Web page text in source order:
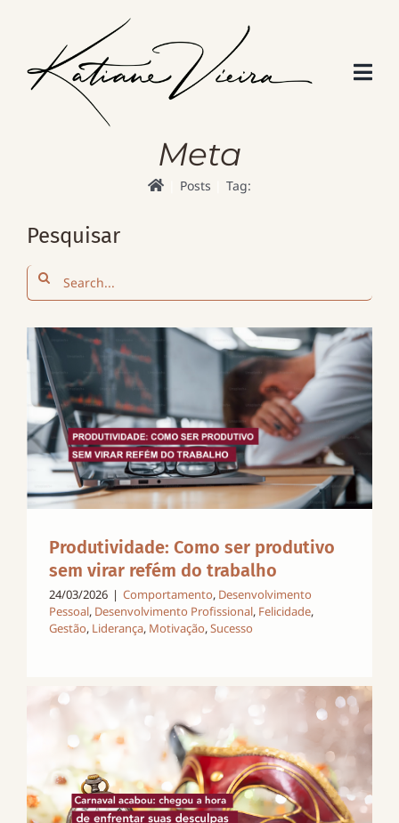
Meta
Posts Tag:
Pesquisar
Search
for:
Produtividade: Como ser produtivo
sem virar refém do trabalho
24/03/2026 | Comportamento, Desenvolvimento
Pessoal, Desenvolvimento Profissional, Felicidade,
Gestão, Liderança, Motivação,Sucesso